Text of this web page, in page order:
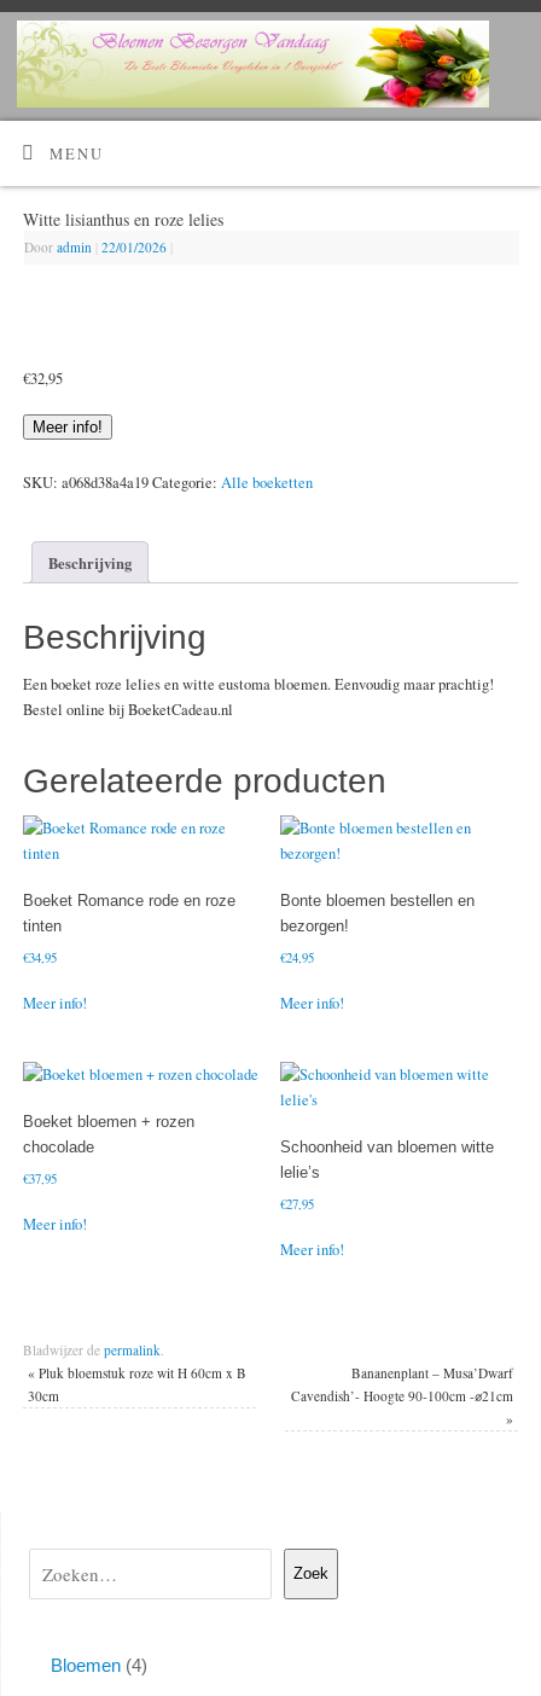
Voordelig bloemen bestellen en laten bezorgen? Kijk Hier!
MENU
Witte lisianthus en roze lelies
Door admin 22/01/2026
€32,95
Meer info!
SKU: a068d38a4a19Categorie: Alle boeketten
Beschrijving
Beschrijving
Een boeket roze lelies en witte eustoma bloemen. Eenvoudig maar prachtig!
Bestel online bij BoeketCadeau.nl
Gerelateerde producten
Boeket Romance rode en roze
tinten
€34,95
Meer info!
Bonte bloemen bestellen en
bezorgen!
€24,95
Meer info!
Boeket bloemen + rozen
chocolade
€37,95
Meer info!
Schoonheid van bloemen witte
lelie’s
€27,95
Meer info!
Bladwijzer de permalink
« Pluk bloemstuk roze wit H 60cm x B
30cm
Bananenplant – Musa’Dwarf
Cavendish’- Hoogte 90-100cm -⌀21cm
»
Zoek
Bloemen 4